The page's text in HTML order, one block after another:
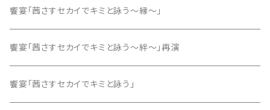
饗宴「茜さすセカイでキミと詠う～縁～」
饗宴「茜さすセカイでキミと詠う～絆～」再演
饗宴「茜さすセカイでキミと詠う」